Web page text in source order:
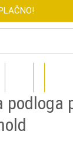
podloga